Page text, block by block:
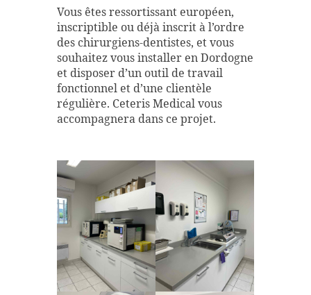
Vous êtes ressortissant européen,
inscriptible ou déjà inscrit à l’ordre
des chirurgiens-dentistes, et vous
souhaitez vous installer en Dordogne
et disposer d’un outil de travail
fonctionnel et d’une clientèle
régulière. Ceteris Medical vous
accompagnera dans ce projet.